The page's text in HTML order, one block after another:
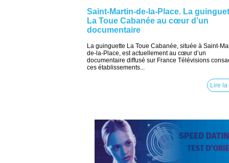
Saint-Martin-de-la-Place. La
La Toue Cabanée au cœur d’un
documentaire
La guinguette La Toue Cabanée, située à Saint-
de-la-Place, est actuellement au cœur d’un
documentaire diffusé sur France Télévisions
ces établissements...
Lire la